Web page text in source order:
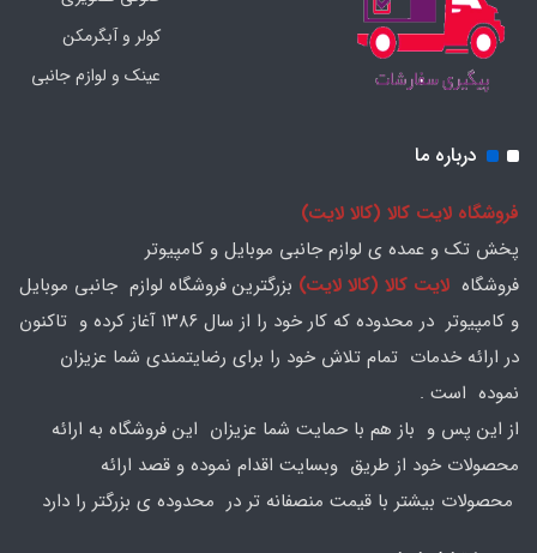
کولر و آبگرمکن
عینک و لوازم جانبی
درباره ما
فروشگاه لایت کالا (کالا لایت)
پخش تک و عمده ی لوازم جانبی موبایل و کامپیوتر
فروشگاه لایت کالا (کالا لایت) بزرگترین فروشگاه لوازم جانبی موبایل
و کامپیوتر در محدوده که کار خود را از سال ۱۳۸۶ آغاز کرده و تاکنون
در ارائه خدمات تمام تلاش خود را برای رضایتمندی شما عزیزان
نموده است .
از این پس و باز هم با حمایت شما عزیزان این فروشگاه به ارائه
محصولات خود از طریق وبسایت اقدام نموده و قصد ارائه
محصولات بیشتر با قیمت منصفانه تر در محدوده ی بزرگتر را دارد